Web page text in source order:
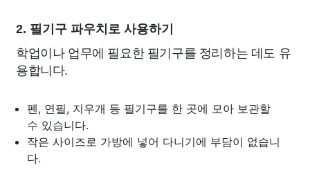
2. 필기구 파우치로 사용하기
학업이나 업무에 필요한 필기구를 정리하는 데도 유
용합니다.
펜, 연필, 지우개 등 필기구를 한 곳에 모아 보관할
수 있습니다.
작은 사이즈로 가방에 넣어 다니기에 부담이 없습니
다.